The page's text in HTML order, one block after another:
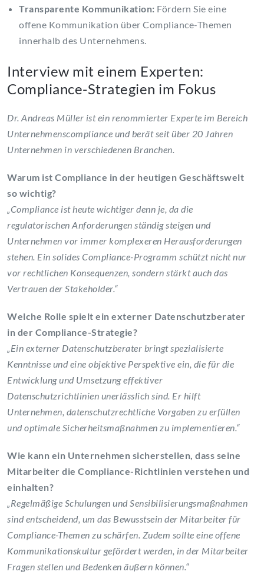
Transparente Kommunikation: Fördern Sie eine
offene Kommunikation über Compliance-Themen
innerhalb des Unternehmens.
Interview mit einem Experten:
Compliance-Strategien im Fokus
Dr. Andreas Müller ist ein renommierter Experte im Bereich
Unternehmenscompliance und berät seit über 20 Jahren
Unternehmen in verschiedenen Branchen.
Warum ist Compliance in der heutigen Geschäftswelt
so wichtig?
„Compliance ist heute wichtiger denn je, da die
regulatorischen Anforderungen ständig steigen und
Unternehmen vor immer komplexeren Herausforderungen
stehen. Ein solides Compliance-Programm schützt nicht nur
vor rechtlichen Konsequenzen, sondern stärkt auch das
Vertrauen der Stakeholder.“
Welche Rolle spielt ein externer Datenschutzberater
in der Compliance-Strategie?
„Ein externer Datenschutzberater bringt spezialisierte
Kenntnisse und eine objektive Perspektive ein, die für die
Entwicklung und Umsetzung effektiver
Datenschutzrichtlinien unerlässlich sind. Er hilft
Unternehmen, datenschutzrechtliche Vorgaben zu erfüllen
und optimale Sicherheitsmaßnahmen zu implementieren.“
Wie kann ein Unternehmen sicherstellen, dass seine
Mitarbeiter die Compliance-Richtlinien verstehen und
einhalten?
„Regelmäßige Schulungen und Sensibilisierungsmaßnahmen
sind entscheidend, um das Bewusstsein der Mitarbeiter für
Compliance-Themen zu schärfen. Zudem sollte eine offene
Kommunikationskultur gefördert werden, in der Mitarbeiter
Fragen stellen und Bedenken äußern können.“